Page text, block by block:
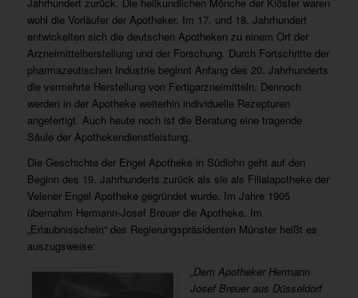
Jahrhundert zurück. Die heilkundlichen Mönche der Klöster waren
wohl die Vorläufer der Apotheker. Im 17. und 18. Jahrhundert
entwickelten sich die deutschen Apotheken zu einem Ort der
Arzneimittelherstellung und der Forschung. Durch Fortschritte der
pharmazeutischen Industrie beginnt Anfang des 20. Jahrhunderts
die vermehrte Herstellung von Fertigarzneimitteln. Dennoch
werden in der Apotheke weiterhin individuelle Rezepturen
angefertigt. Auch heute noch ist die Beratung eine tragende
Säule der Apothekendienstleistung.
Die Geschichte der Engel Apotheke in Südlohn geht auf den
Beginn des 19. Jahrhunderts zurück als sie als Filialapotheke der
Velener Engel Apotheke gegründet wurde. Im Jahre 1905
übernahm Hermann-Josef Breuer die Apotheke. Im
„Erlaubnisschein“ des Regierungspräsidenten Münster heißt es
auszugsweise:
„Dem Apotheker Hermann
Josef Breuer aus Düsseldorf